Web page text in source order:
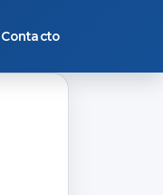
Contacto